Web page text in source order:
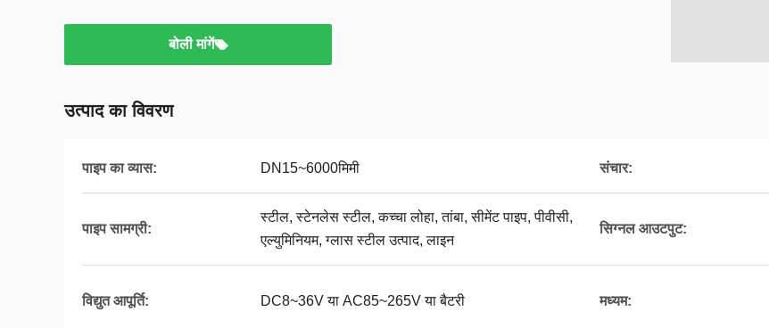
बोली मांगें
उत्पाद का विवरण
पाइप का व्यास: DN15~6000मिमी संचार:
पाइप सामग्री:
स्टील, स्टेनलेस स्टील, कच्चा लोहा, तांबा, सीमेंट पाइप, पीवीसी,
एल्युमिनियम, ग्लास स्टील उत्पाद, लाइन
सिग्नल आउटपुट:
विद्युत आपूर्ति: DC8~36V या AC85~265V या बैटरी मध्यम: